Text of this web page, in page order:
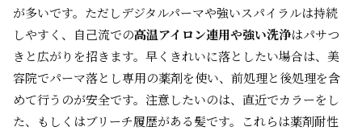
が多いです。ただしデジタルパーマや強いスパイラルは持続
しやすく、自己流での高温アイロン連用や強い洗浄はパサつ
きと広がりを招きます。早くきれいに落としたい場合は、美
容院でパーマ落とし専用の薬剤を使い、前処理と後処理を含
めて行うのが安全です。注意したいのは、直近でカラーをし
た、もしくはブリーチ履歴がある髪です。これらは薬剤耐性